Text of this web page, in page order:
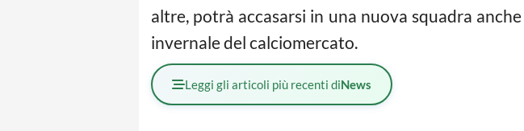
altre, potrà accasarsi in una nuova squadra
invernale del calciomercato.
Leggi gli articoli più recenti diNews